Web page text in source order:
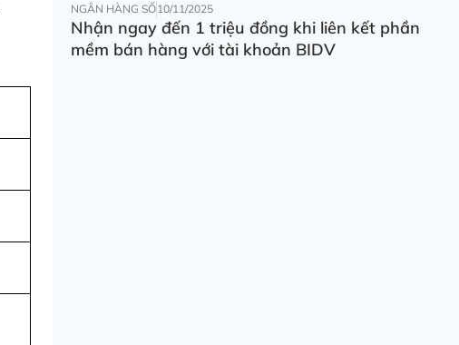
NGÂN HÀNG SỐ10/11/2025
Nhận ngay đến 1 triệu đồng khi liên kết phần
mềm bán hàng với tài khoản BIDV